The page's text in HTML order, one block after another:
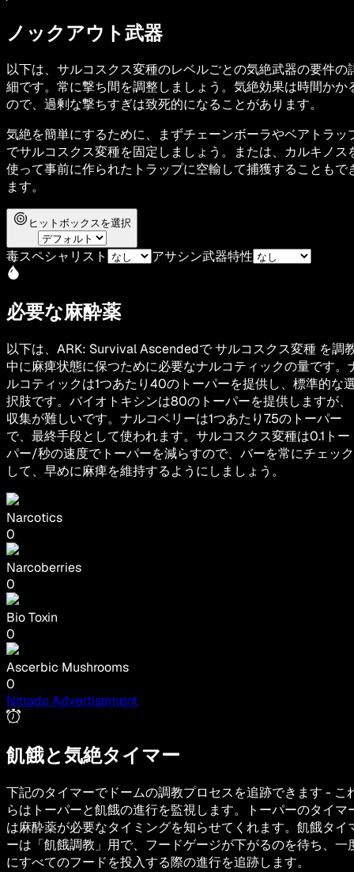
ノックアウト武器
以下は、サルコスクス変種のレベルごとの気絶武器の要件の
細です。常に撃ち間を調整しましょう。気絶効果は時間かか
ので、過剰な撃ちすぎは致死的になることがあります。
気絶を簡単にするために、まずチェーンボーラやベアトラッ
でサルコスクス変種を固定しましょう。または、カルキノス
使って事前に作られたトラップに空輸して捕獲することもで
ます。
ヒットボックスを選択
毒スペシャリスト アサシン武器特性
必要な麻酔薬
以下は、ARK: Survival Ascendedで サルコスクス変種 を調
中に麻痺状態に保つために必要なナルコティックの量です。
ルコティックは1つあたり40のトーパーを提供し、標準的な
択肢です。バイオトキシンは80のトーパーを提供しますが、
収集が難しいです。ナルコベリーは1つあたり7.5のトーパー
で、最終手段として使われます。サルコスクス変種は0.1トー
パー/秒の速度でトーパーを減らすので、バーを常にチェック
して、早めに麻痺を維持するようにしましょう。
Narcotics
0
Narcoberries
0
Bio Toxin
0
Ascerbic Mushrooms
0
Nitrado Advertisement
飢餓と気絶タイマー
下記のタイマーでドームの調教プロセスを追跡できます - こ
らはトーパーと飢餓の進行を監視します。トーパーのタイマ
は麻酔薬が必要なタイミングを知らせてくれます。飢餓タイ
ーは「飢餓調教」用で、フードゲージが下がるのを待ち、一
にすべてのフードを投入する際の進行を追跡します。